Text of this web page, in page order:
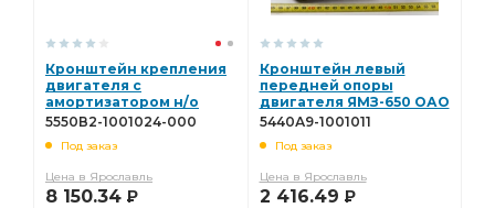
Кронштейн крепления
двигателя с
амортизатором н/о
ОАО МАЗ 5550В2-
5550В2-1001024-000
Под заказ
Цена в Ярославль
8 150.34 Р
Кронштейн левый
передней опоры
двигателя ЯМЗ-650 ОАО
МАЗ* 5440А9-1001011
5440А9-1001011
Под заказ
Цена в Ярославль
2 416.49 Р